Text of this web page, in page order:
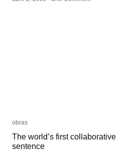
obras
The world’s first collaborative
sentence
obras
The world’s first collaborative
sentence